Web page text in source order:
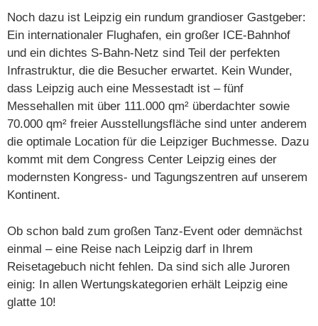
Noch dazu ist Leipzig ein rundum grandioser Gastgeber:
Ein internationaler Flughafen, ein großer ICE-Bahnhof
und ein dichtes S-Bahn-Netz sind Teil der perfekten
Infrastruktur, die die Besucher erwartet. Kein Wunder,
dass Leipzig auch eine Messestadt ist – fünf
Messehallen mit über 111.000 qm² überdachter sowie
70.000 qm² freier Ausstellungsfläche sind unter anderem
die optimale Location für die Leipziger Buchmesse. Dazu
kommt mit dem Congress Center Leipzig eines der
modernsten Kongress- und Tagungszentren auf unserem
Kontinent.
Ob schon bald zum großen Tanz-Event oder demnächst
einmal – eine Reise nach Leipzig darf in Ihrem
Reisetagebuch nicht fehlen. Da sind sich alle Juroren
einig: In allen Wertungskategorien erhält Leipzig eine
glatte 10!